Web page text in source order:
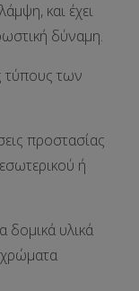
και έχει
δύναμη.
τύπους των
προστασίας
ή
δομικά υλικά